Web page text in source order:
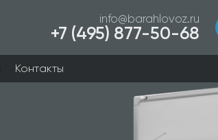
info@barahlovoz.ru
+7 (495) 877-50-68
Контакты